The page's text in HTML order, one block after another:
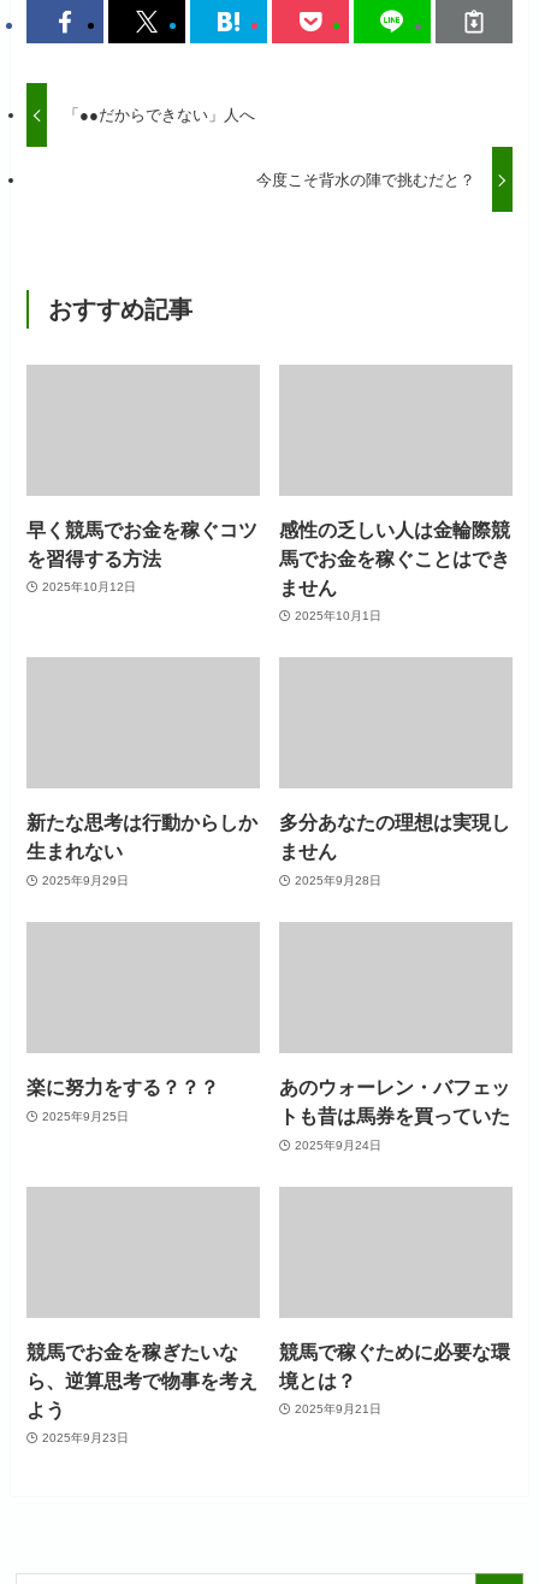
「●●だからできない」人へ
今度こそ背水の陣で挑むだと？
おすすめ記事
早く競馬でお金を稼ぐコツ
を習得する方法
2025年10月12日
感性の乏しい人は金輪際競
馬でお金を稼ぐことはでき
ません
2025年10月1日
新たな思考は行動からしか
生まれない
2025年9月29日
多分あなたの理想は実現し
ません
2025年9月28日
楽に努力をする？？？
2025年9月25日
あのウォーレン・バフェッ
トも昔は馬券を買っていた
2025年9月24日
競馬でお金を稼ぎたいな
ら、逆算思考で物事を考え
よう
2025年9月23日
競馬で稼ぐために必要な環
境とは？
2025年9月21日